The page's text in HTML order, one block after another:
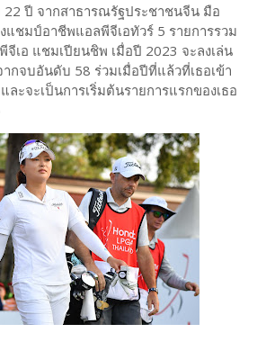
ปี จากสาธารณรัฐประชาชนจีน มือ
แชมป์อาชีพแอลพีจีเอทัวร์ 5 รายการรวม
จีเอ แชมเปียนชิพ เมื่อปี 2023 จะลงเล่น
กจบอันดับ 58 ร่วมเมื่อปีที่แล้วที่เธอเข้า
ะจะเป็นการเริ่มต้นรายการแรกของเธอ